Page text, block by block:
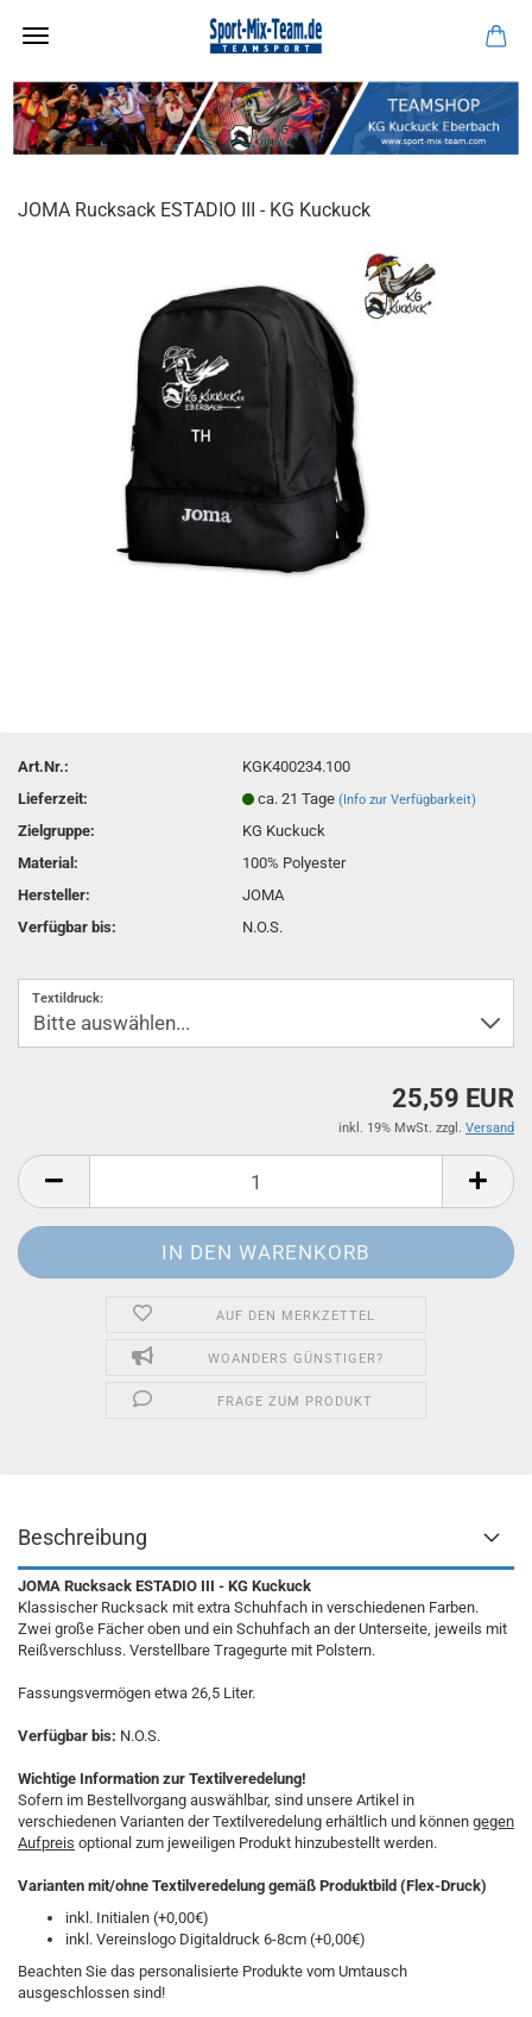
JOMA Rucksack ESTADIO III - KG Kuckuck
Art.Nr.:
KGK400234.100
Lieferzeit:
ca. 21 Tage(Info zur Verfügbarkeit)
Zielgruppe:
KG Kuckuck
Material:
100% Polyester
Hersteller:
JOMA
Verfügbar bis:
N.O.S.
Textildruck:
25,59 EUR
inkl. 19% MwSt. zzgl. Versand
AUF DEN MERKZETTEL
WOANDERS GÜNSTIGER?
FRAGE ZUM PRODUKT
Beschreibung
JOMA Rucksack ESTADIO III - KG Kuckuck
Klassischer Rucksack mit extra Schuhfach in verschiedenen Farben.
Zwei große Fächer oben und ein Schuhfach an der Unterseite, jeweils mit
Reißverschluss. Verstellbare Tragegurte mit Polstern.
Fassungsvermögen etwa 26,5 Liter.
Verfügbar bis: N.O.S.
Wichtige Information zur Textilveredelung!
Sofern im Bestellvorgang auswählbar, sind unsere Artikel in
verschiedenen Varianten der Textilveredelung erhältlich und können gegen
Aufpreis optional zum jeweiligen Produkt hinzubestellt werden.
Varianten mit/ohne Textilveredelung gemäß Produktbild (Flex-Druck)
inkl. Initialen (+0,00€)
inkl. Vereinslogo Digitaldruck 6-8cm (+0,00€)
Beachten Sie das personalisierte Produkte vom Umtausch
ausgeschlossen sind!